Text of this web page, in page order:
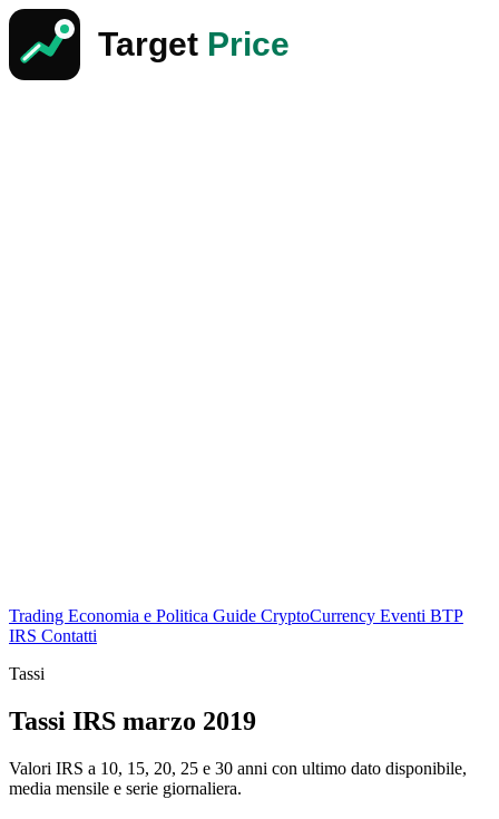
Trading Economia e Politica Guide CryptoCurrency Eventi BTP
IRS Contatti
Tassi
Tassi IRS marzo 2019
Valori IRS a 10, 15, 20, 25 e 30 anni con ultimo dato disponibile,
media mensile e serie giornaliera.